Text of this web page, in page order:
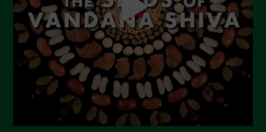
Maggio 2023
Aprile 2023
Marzo 2023
Febbraio 2023
Dicembre 2022
Novembre 2022